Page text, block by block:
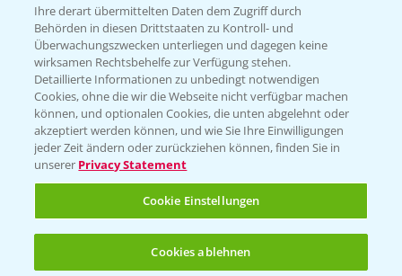
T.+49 (0)214/30-20220
Folgen Sie uns
Ihre derart übermittelten Daten dem Zugriff durch
Behörden in diesen Drittstaaten zu Kontroll- und
Überwachungszwecken unterliegen und dagegen keine
wirksamen Rechtsbehelfe zur Verfügung stehen.
Detaillierte Informationen zu unbedingt notwendigen
Cookies, ohne die wir die Webseite nicht verfügbar machen
können, und optionalen Cookies, die unten abgelehnt oder
akzeptiert werden können, und wie Sie Ihre Einwilligungen
jeder Zeit ändern oder zurückziehen können, finden Sie in
unserer Privacy Statement
Cookie Einstellungen
Cookies ablehnen